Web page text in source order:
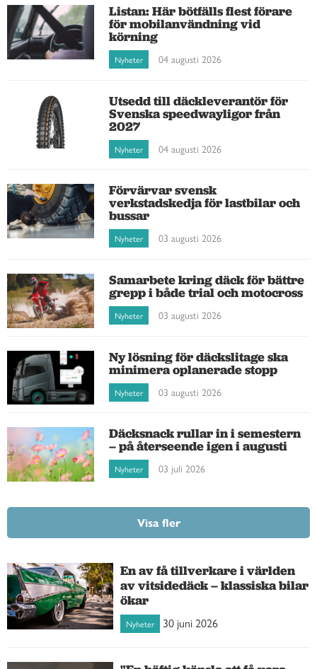
Listan: Här bötfälls flest förare
för mobilanvändning vid
körning
Nyheter 04 augusti 2026
Utsedd till däckleverantör för
Svenska speedwayligor från
2027
Nyheter 04 augusti 2026
Förvärvar svensk
verkstadskedja för lastbilar och
bussar
Nyheter 03 augusti 2026
Samarbete kring däck för bättre
grepp i både trial och motocross
Nyheter 03 augusti 2026
Ny lösning för däckslitage ska
minimera oplanerade stopp
Nyheter 03 augusti 2026
Däcksnack rullar in i semestern
– på återseende igen i augusti
Nyheter 03 juli 2026
Visa fler
En av få tillverkare i världen
av vitsidedäck – klassiska bilar
ökar
Nyheter 30 juni 2026